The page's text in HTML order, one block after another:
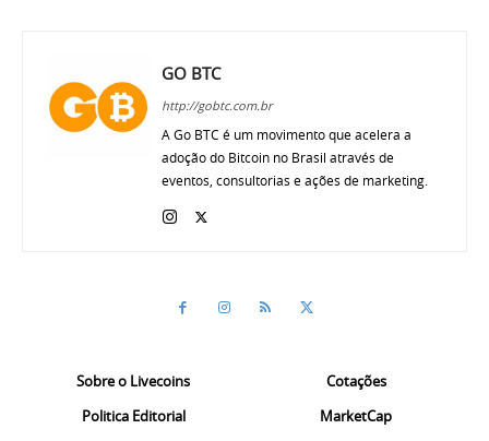
GO BTC
http://gobtc.com.br
A Go BTC é um movimento que acelera a
adoção do Bitcoin no Brasil através de
eventos, consultorias e ações de marketing.
Sobre o Livecoins
Politica Editorial
Cotações
MarketCap